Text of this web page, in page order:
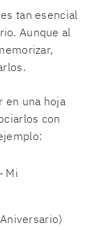
tan esencial
Aunque al
en una hoja
con
Mi